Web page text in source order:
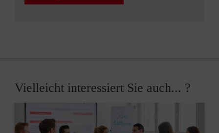
Vielleicht interessiert Sie auch... ?